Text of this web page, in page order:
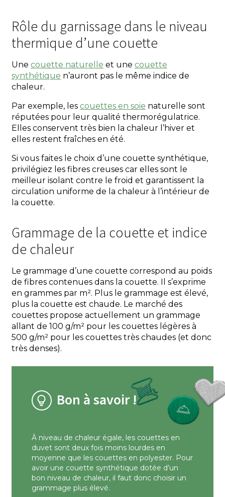
Rôle du garnissage dans le niveau
thermique d’une couette
Une couette naturelle et une couette
synthétique n’auront pas le même indice de
chaleur.
Par exemple, les couettes en soie naturelle sont
réputées pour leur qualité thermorégulatrice.
Elles conservent très bien la chaleur l’hiver et
elles restent fraîches en été.
Si vous faites le choix d’une couette synthétique,
privilégiez les fibres creuses car elles sont le
meilleur isolant contre le froid et garantissent la
circulation uniforme de la chaleur à l’intérieur de
la couette.
Grammage de la couette et indice
de chaleur
Le grammage d’une couette correspond au poids
de fibres contenues dans la couette. Il s’exprime
en grammes par m². Plus le grammage est élevé,
plus la couette est chaude. Le marché des
couettes propose actuellement un grammage
allant de 100 g/m² pour les couettes légères à
500 g/m² pour les couettes très chaudes (et donc
très denses).
Bon à savoir !
À niveau de chaleur égale, les couettes en
duvet sont deux fois moins lourdes en
moyenne que les couettes en polyester. Pour
avoir une couette synthétique dotée d’un
bon niveau de chaleur, il faut donc choisir un
grammage plus élevé.